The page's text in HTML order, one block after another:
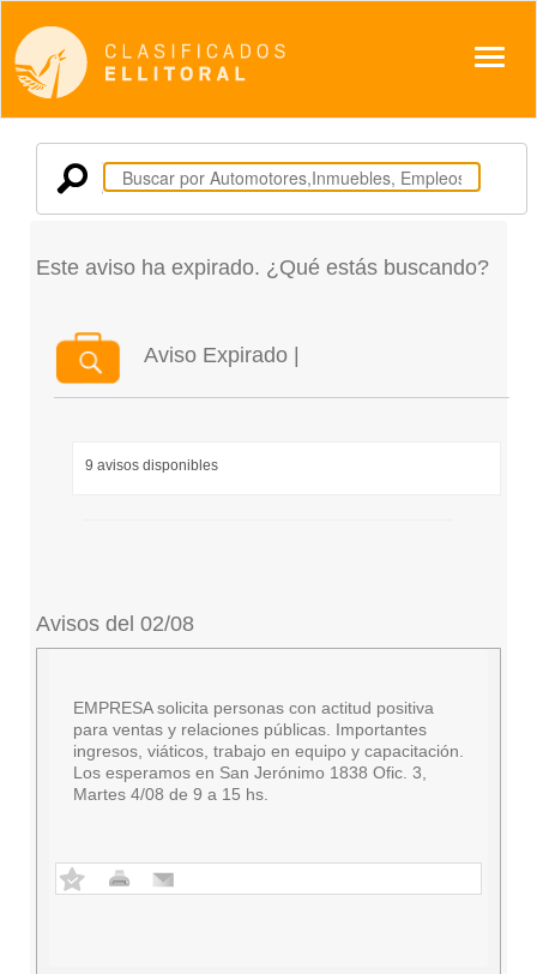
Este aviso ha expirado. ¿Qué estás buscando?
Aviso Expirado |
9 avisos disponibles
Avisos del 02/08
EMPRESA solicita personas con actitud positiva
para ventas y relaciones públicas. Importantes
ingresos, viáticos, trabajo en equipo y capacitación.
Los esperamos en San Jerónimo 1838 Ofic. 3,
Martes 4/08 de 9 a 15 hs.